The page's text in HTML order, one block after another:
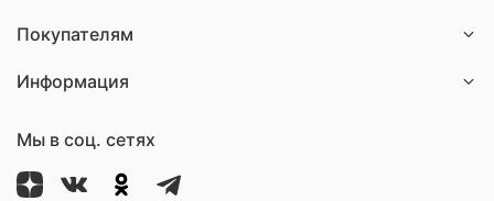
Покупателям
Информация
Мы в соц. сетях